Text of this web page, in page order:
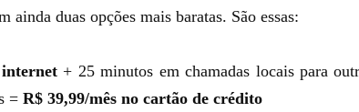
ainda duas opções mais baratas. São essas:
+ 25 minutos em chamadas locais para
=R$ 39,99/mês no cartão de crédito